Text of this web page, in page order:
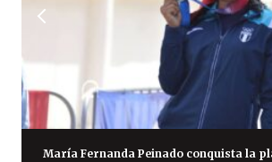
María Fernanda Peinado conquista la